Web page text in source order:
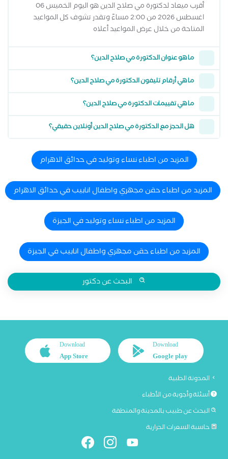
أقرب ميعاد لدكتورة مي صلاح الدين هو اليوم الخميس 06
اغسطس 2026 من 2:00 مساءً وتقدر تشوف كل المواعيد
المتاحة من خلال عرض المواعيد أعلاه
ما هو عنوان الدكتورة مي صلاح الدين؟
ما هي أرقام تليفون الدكتورة مي صلاح الدين؟
ما هي تقييمات الدكتورة مي صلاح الدين؟
هل الحجز مع الدكتورة مي صلاح الدين أونلاين حقيقي؟
المزيد من اطباء نساء وتوليد في حدائق الاهرام
المزيد من اطباء حقن مجهري واطفال انابيب في حدائق الاهرام
المزيد من اطباء نساء وتوليد في الجيزة
المزيد من اطباء حقن مجهري واطفال انابيب في الجيزة
البحث عن دكتور
Download
Google play
Download
App Store
المدونة الطبية
أسئلة وأجوبة من الأطباء
البحث عن طبيب بالمدينة والمنطقة
حاسبة السعرات الحرارية